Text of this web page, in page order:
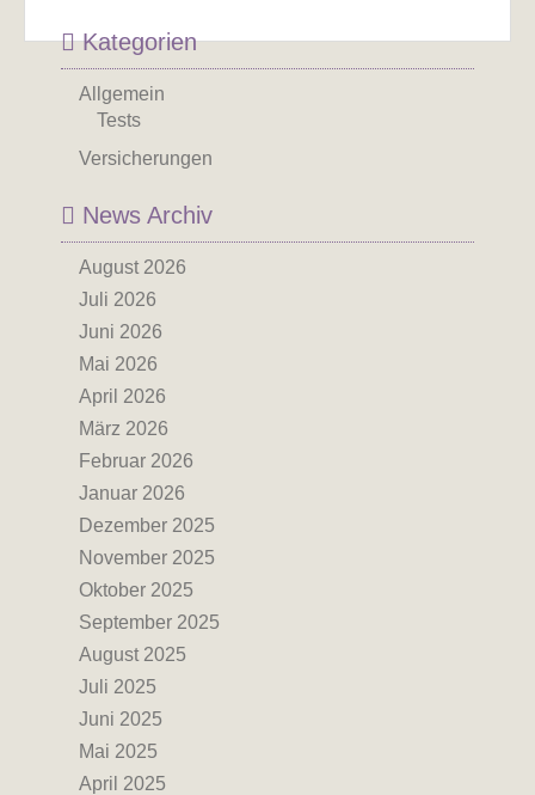
Kategorien
Allgemein
Tests
Versicherungen
News Archiv
August 2026
Juli 2026
Juni 2026
Mai 2026
April 2026
März 2026
Februar 2026
Januar 2026
Dezember 2025
November 2025
Oktober 2025
September 2025
August 2025
Juli 2025
Juni 2025
Mai 2025
April 2025